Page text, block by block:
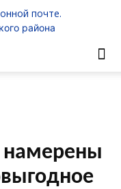
почте.
района
намерены